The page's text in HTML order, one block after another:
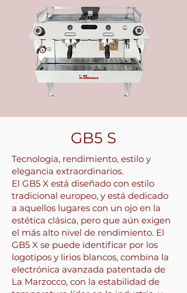
GB5 S
Tecnología, rendimiento, estilo y
elegancia extraordinarios.
El GB5 X está diseñado con estilo
tradicional europeo, y está dedicado
a aquellos lugares con un ojo en la
estética clásica, pero que aún exigen
el más alto nivel de rendimiento. El
GB5 X se puede identificar por los
logotipos y lirios blancos, combina la
electrónica avanzada patentada de
La Marzocco, con la estabilidad de